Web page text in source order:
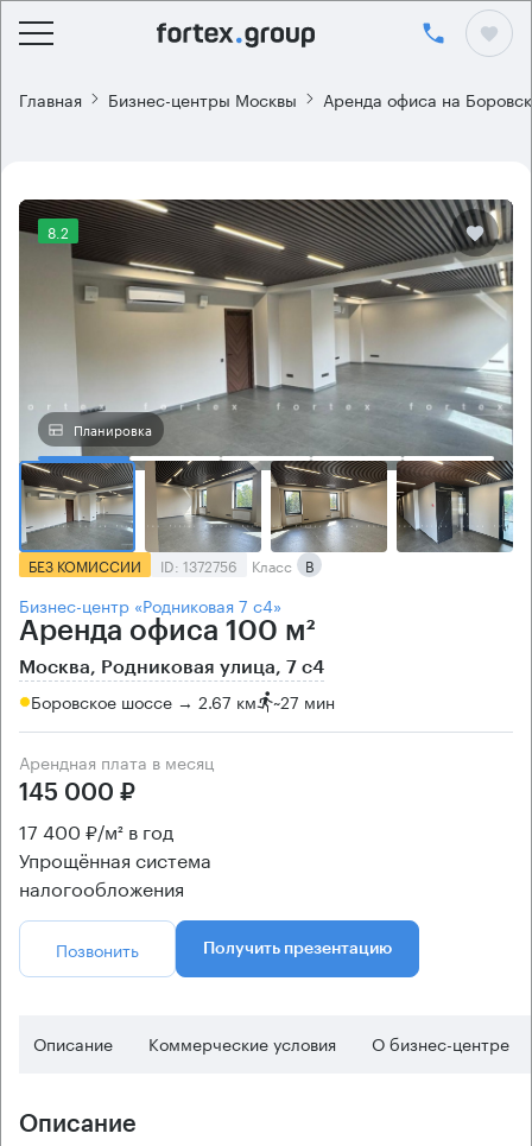
Главная Бизнес-центры Москвы Аренда офиса на
8.2
Планировка
БЕЗ КОМИССИИ ID: 1372756 Класс B
Бизнес-центр «Родниковая 7 с4»
Аренда офиса 100 м²
Москва, Родниковая улица, 7 с4
Боровское шоссе → 2.67 км ~27 мин
Арендная плата в месяц
145 000 ₽
17 400 ₽/м² в год
Упрощённая система
налогообложения
Позвонить Получить презентацию
Описание Коммерческие условия О бизнес-центре
Описание